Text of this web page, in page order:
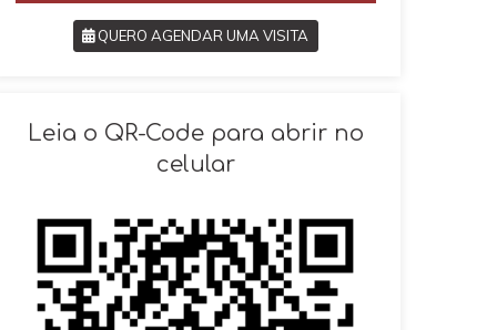
QUERO AGENDAR UMA VISITA
VOLTAR
Leia o QR-Code para abrir no
celular